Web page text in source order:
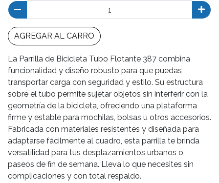
AGREGAR AL CARRO
La Parrilla de Bicicleta Tubo Flotante 387 combina
funcionalidad y diseño robusto para que puedas
transportar carga con seguridad y estilo. Su estructura
sobre el tubo permite sujetar objetos sin interferir con la
geometría de la bicicleta, ofreciendo una plataforma
firme y estable para mochilas, bolsas u otros accesorios.
Fabricada con materiales resistentes y diseñada para
adaptarse fácilmente al cuadro, esta parrilla te brinda
versatilidad para tus desplazamientos urbanos o
paseos de fin de semana. Lleva lo que necesites sin
complicaciones y con total respaldo.